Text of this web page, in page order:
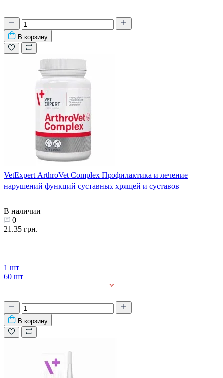
В корзину
VetExpert ArthroVet Complex Профилактика и лечение
нарушений функций суставных хрящей и суставов
В наличии
0
21.35 грн.
1 шт
60 шт
В корзину